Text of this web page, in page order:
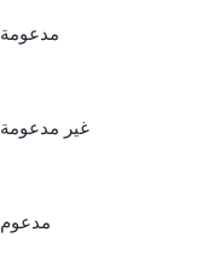
مدعومة
غير مدعومة
مدعوم